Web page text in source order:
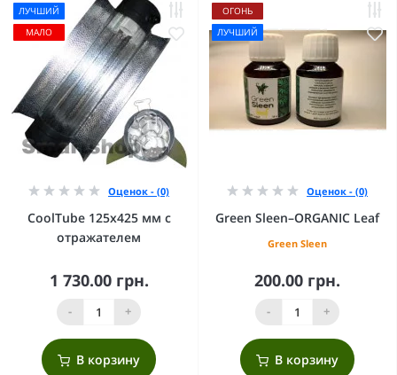
ЛУЧШИЙ
МАЛО
Оценок - (0)
CoolTube 125х425 мм с
отражателем
1 730.00 грн.
- +
В корзину
ОГОНЬ
ЛУЧШИЙ
Оценок - (0)
Green Sleen–ORGANIC Leaf
Green Sleen
200.00 грн.
- +
В корзину